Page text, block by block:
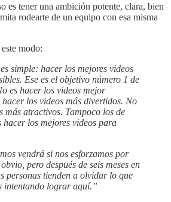
es tener una ambición potente, clara, bien
rodearte de un equipo con esa misma
modo:
simple: hacer los mejores videos
Ese es el objetivo número 1 de
es hacer los videos mejor
los videos más divertidos. No
más atractivos. Tampoco los de
los mejores videos para
vendrá si nos esforzamos por
pero después de seis meses en
personas tienden a olvidar lo que
intentando lograr aquí.”